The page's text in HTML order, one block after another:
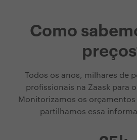
Como
Todos os anos, milhares de
profissionais na Zaask para
Monitorizamos os
partilhamos essa